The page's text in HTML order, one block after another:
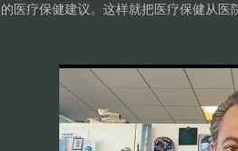
的医疗保健建议。这样就把医疗保健从医